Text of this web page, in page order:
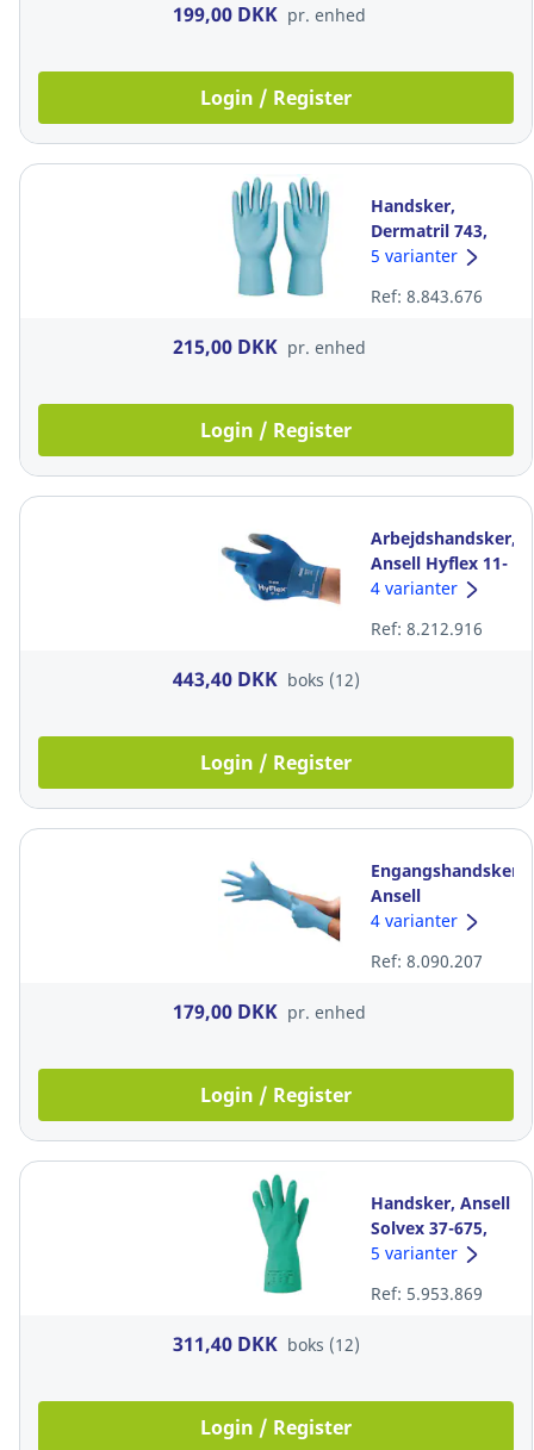
199,00 DKK pr. enhed
Login / Register
Handsker,
Dermatril 743,
nitril, str. 11,
5 varianter
Ref: 8.843.676
215,00 DKK pr. enhed
Login / Register
Arbejdshandsker,
Ansell Hyflex 11-
618, blå, str. 9,
4 varianter
Ref: 8.212.916
443,40 DKK boks (12)
Login / Register
Engangshandsker,
Ansell
Touchntuff 92-
pakke a 100 stk
4 varianter
Ref: 8.090.207
179,00 DKK pr. enhed
Login / Register
Handsker, Ansell
Solvex 37-675,
str. 10, pakke a
5 varianter
Ref: 5.953.869
311,40 DKK boks (12)
Login / Register